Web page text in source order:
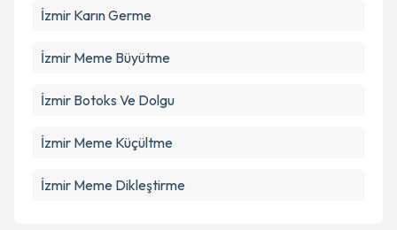
İzmir Karın Germe
İzmir Meme Büyütme
İzmir Botoks Ve Dolgu
İzmir Meme Küçültme
İzmir Meme Dikleştirme